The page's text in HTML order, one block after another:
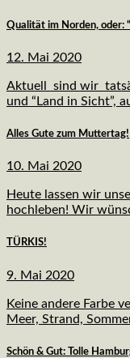
Qualität im Norden, oder:
12. Mai 2020
Aktuell sind wir
und “Land in Sicht”,
Alles Gute zum Muttertag!
10. Mai 2020
Heute lassen wir
hochleben! Wir
TÜRKIS!
9. Mai 2020
Keine andere Farbe
Meer, Strand,
Schön & Gut: Tolle